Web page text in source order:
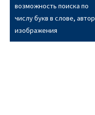
возможность поиска по
числу букв в слове, автор
изображения